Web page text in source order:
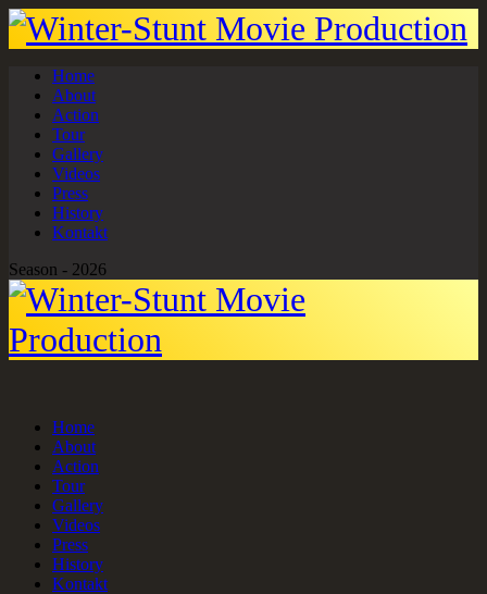
Home
About
Action
Tour
Gallery
Videos
Press
History
Kontakt
Season - 2026
Home
About
Action
Tour
Gallery
Videos
Press
History
Kontakt